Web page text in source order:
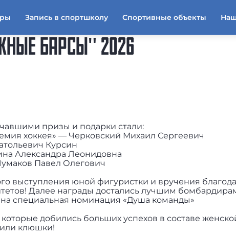
Запись в спортшколу Спортивные объекты
БАРСЫ" 2026
призы и подарки стали:
хоккея» — Черковский Михаил Сергеевич
Курсин
Александра Леонидовна
Павел Олегович
выступления юной фигуристки и вручения
Далее награды достались лучшим
специальная номинация «Душа команды»
добились больших успехов в составе
клюшки!